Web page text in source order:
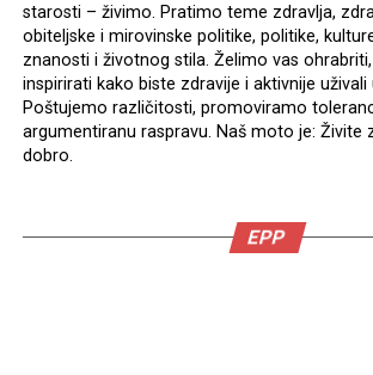
starosti – živimo. Pratimo teme zdravlja,
obiteljske i mirovinske politike, politike,
znanosti i životnog stila. Želimo vas
inspirirati kako biste zdravije i aktivnije uživali
Poštujemo različitosti, promoviramo
argumentiranu raspravu. Naš moto je: Živite
dobro.
EPP